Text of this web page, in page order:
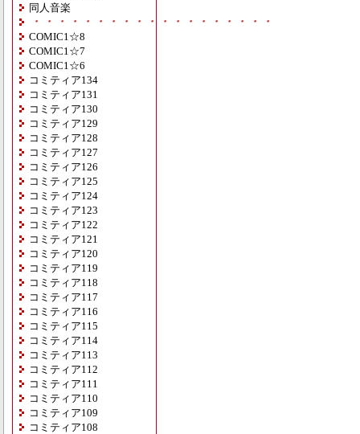
同人音楽
・・・・・・・・・・・・・・・・・・・
COMIC1☆8
COMIC1☆7
COMIC1☆6
コミティア134
コミティア131
コミティア130
コミティア129
コミティア128
コミティア127
コミティア126
コミティア125
コミティア124
コミティア123
コミティア122
コミティア121
コミティア120
コミティア119
コミティア118
コミティア117
コミティア116
コミティア115
コミティア114
コミティア113
コミティア112
コミティア111
コミティア110
コミティア109
コミティア108